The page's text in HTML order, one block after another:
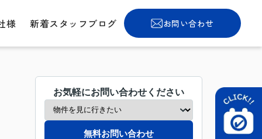
様 新着スタッフブログ お問い合わせ
お気軽にお問い合わせください
無料お問い合わせ